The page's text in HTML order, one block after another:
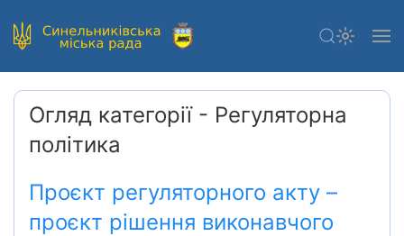
Огляд категорії - Регуляторна
полiтика
Проєкт регуляторного акту –
проєкт рішення виконавчого